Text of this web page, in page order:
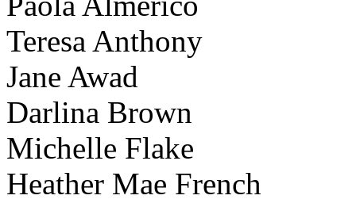
Teresa Anthony
Jane Awad
Darlina Brown
Michelle Flake
Heather Mae French